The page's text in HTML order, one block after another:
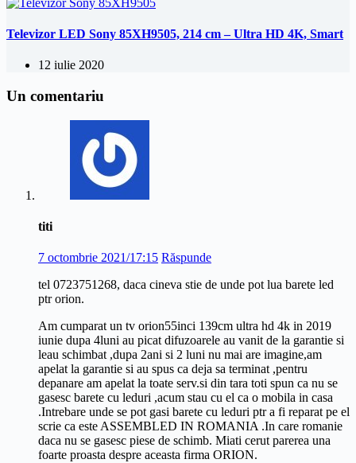
Televizor LED Sony 85XH9505, 214 cm – Ultra HD 4K, Smart
12 iulie 2020
Un comentariu
titi
7 octombrie 2021/17:15 Răspunde
tel 0723751268, daca cineva stie de unde pot lua barete led
ptr orion.
Am cumparat un tv orion55inci 139cm ultra hd 4k in 2019
iunie dupa 4luni au picat difuzoarele au vanit de la garantie si
leau schimbat ,dupa 2ani si 2 luni nu mai are imagine,am
apelat la garantie si au spus ca deja sa terminat ,pentru
depanare am apelat la toate serv.si din tara toti spun ca nu se
gasesc barete cu leduri ,acum stau cu el ca o mobila in casa
.Intrebare unde se pot gasi barete cu leduri ptr a fi reparat pe el
scrie ca este ASSEMBLED IN ROMANIA .In care romanie
daca nu se gasesc piese de schimb. Miati cerut parerea una
foarte proasta despre aceasta firma ORION.